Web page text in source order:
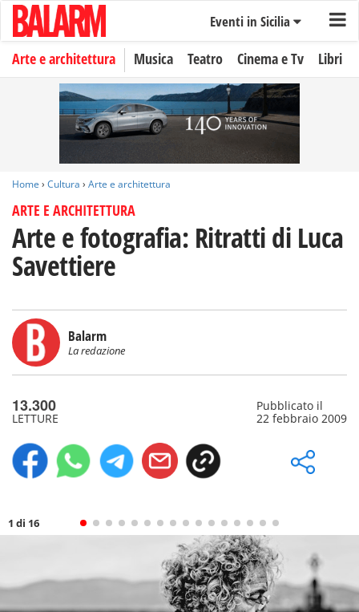
Eventi in Sicilia
Arte e architettura Musica Teatro Cinema e Tv Libri
Home › Cultura › Arte e architettura
ARTE E ARCHITETTURA
Arte e fotografia: Ritratti di Luca
Savettiere
Balarm
La redazione
13.300
LETTURE
Pubblicato il
22 febbraio 2009
1 di 16